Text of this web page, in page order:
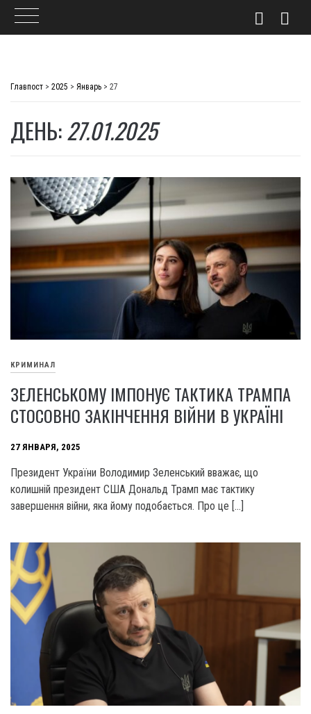
Главпост > 2025 > Январь > 27
ДЕНЬ:27.01.2025
КРИМИНАЛ
ЗЕЛЕНСЬКОМУ ІМПОНУЄ ТАКТИКА ТРАМПА
СТОСОВНО ЗАКІНЧЕННЯ ВІЙНИ В УКРАЇНІ
27 ЯНВАРЯ, 2025
Президент України Володимир Зеленський вважає, що
колишній президент США Дональд Трамп має тактику
завершення війни, яка йому подобається. Про це […]